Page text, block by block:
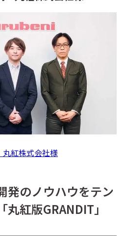
紅株式会社様
発のノウハウをテン
紅版GRANDIT」